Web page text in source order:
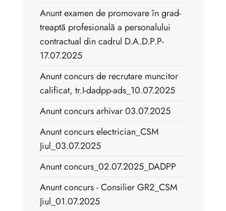
Anunt examen de promovare în grad-
treaptă profesională a personalului
contractual din cadrul D.A.D.P.P-
17.07.2025
Anunt concurs de recrutare muncitor
calificat, tr.I-dadpp-ads_10.07.2025
Anunt concurs arhivar 03.07.2025
Anunt concurs electrician_CSM
Jiul_03.07.2025
Anunt concurs_02.07.2025_DADPP
Anunt concurs - Consilier GR2_CSM
Jiul_01.07.2025